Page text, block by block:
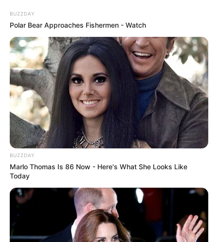
BUZZDAY
Polar Bear Approaches Fishermen - Watch
BUZZDAY
Marlo Thomas Is 86 Now - Here's What She Looks Like
Today